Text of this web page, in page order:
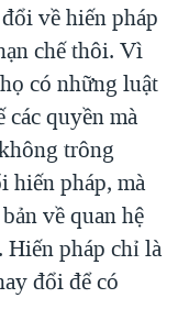
về hiến pháp
chế thôi. Vì
có những luật
các quyền mà
trông
hiến pháp, mà
về quan hệ
pháp chỉ là
đổi để có